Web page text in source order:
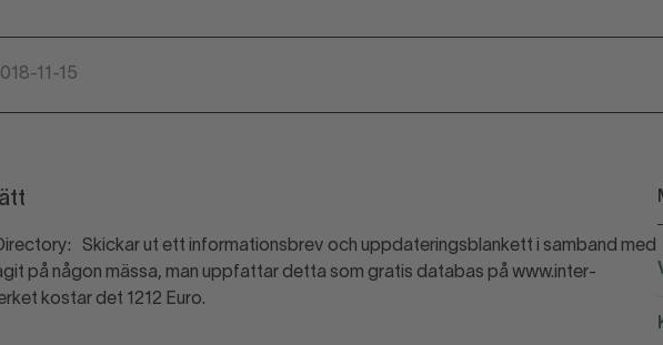
11-15
Skickar ut ett informationsbrev och uppdateringsblankett i samband med
på någon mässa, man uppfattar detta som gratis databas på www.inter-
kostar det 1212 Euro.